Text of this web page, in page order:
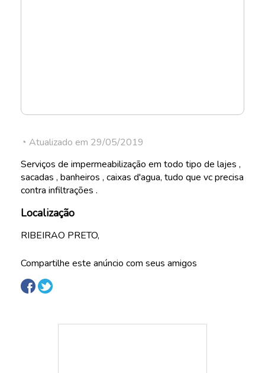
◔ Atualizado em 29/05/2019
Serviços de impermeabilização em todo tipo de lajes ,
sacadas , banheiros , caixas d'agua, tudo que vc precisa
contra infiltrações .
Localização
RIBEIRAO PRETO,
Compartilhe este anúncio com seus amigos